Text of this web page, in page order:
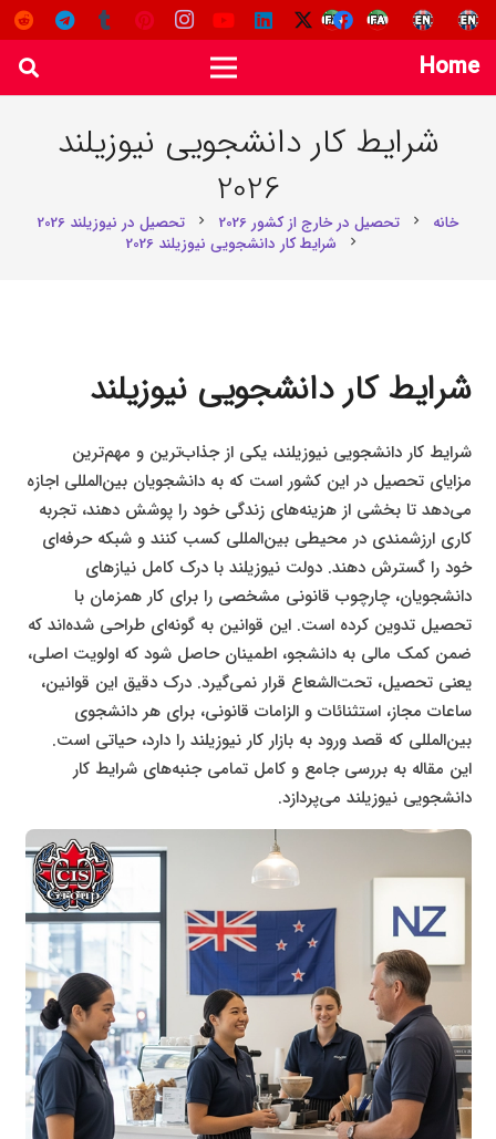
Home
شرایط کار دانشجویی نیوزیلند
2026
خانه chevron_right تحصیل در خارج از کشور 2026 chevron_right تحصیل در نیوزیلند 2026
chevron_right شرایط کار دانشجویی نیوزیلند 2026
شرایط کار دانشجویی نیوزیلند
شرایط کار دانشجویی نیوزیلند، یکی از جذاب‌ترین و مهم‌ترین
مزایای تحصیل در این کشور است که به دانشجویان بین‌المللی اجازه
می‌دهد تا بخشی از هزینه‌های زندگی خود را پوشش دهند، تجربه
کاری ارزشمندی در محیطی بین‌المللی کسب کنند و شبکه حرفه‌ای
خود را گسترش دهند. دولت نیوزیلند با درک کامل نیازهای
دانشجویان، چارچوب قانونی مشخصی را برای کار همزمان با
تحصیل تدوین کرده است. این قوانین به گونه‌ای طراحی شده‌اند که
ضمن کمک مالی به دانشجو، اطمینان حاصل شود که اولویت اصلی،
یعنی تحصیل، تحت‌الشعاع قرار نمی‌گیرد. درک دقیق این قوانین،
ساعات مجاز، استثنائات و الزامات قانونی، برای هر دانشجوی
بین‌المللی که قصد ورود به بازار کار نیوزیلند را دارد، حیاتی است.
این مقاله به بررسی جامع و کامل تمامی جنبه‌های شرایط کار
دانشجویی نیوزیلند می‌پردازد.